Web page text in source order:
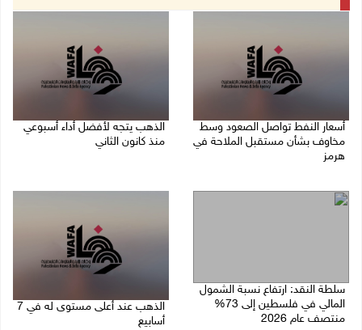
أسعار النفط تواصل الصعود وسط
مخاوف بشأن مستقبل الملاحة في
هرمز
الذهب يتجه لأفضل أداء أسبوعي
منذ كانون الثاني
سلطة النقد: ارتفاع نسبة الشمول
المالي في فلسطين إلى 73%
منتصف عام 2026
الذهب عند أعلى مستوى له في 7
أسابيع